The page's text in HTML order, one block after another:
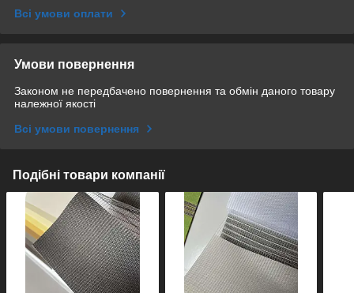
Всі умови оплати
Умови повернення
Законом не передбачено повернення та обмін даного товару
належної якості
Всі умови повернення
Подібні товари компанії